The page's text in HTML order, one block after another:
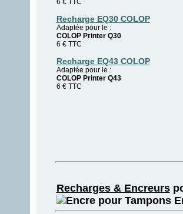
Recharge EQ30 COLOP
Adaptée pour le :
COLOP Printer Q30
6 € TTC
Recharge EQ43 COLOP
Adaptée pour le :
COLOP Printer Q43
6 € TTC
Recharges & Encreurs